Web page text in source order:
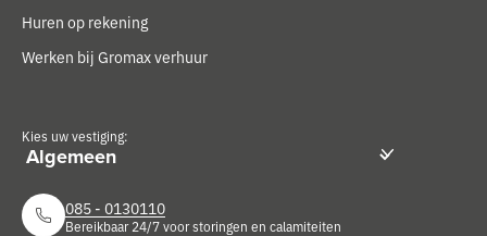
Huren op rekening
Werken bij Gromax verhuur
Kies uw vestiging:
085 - 0130110
Bereikbaar 24/7 voor storingen en calamiteiten